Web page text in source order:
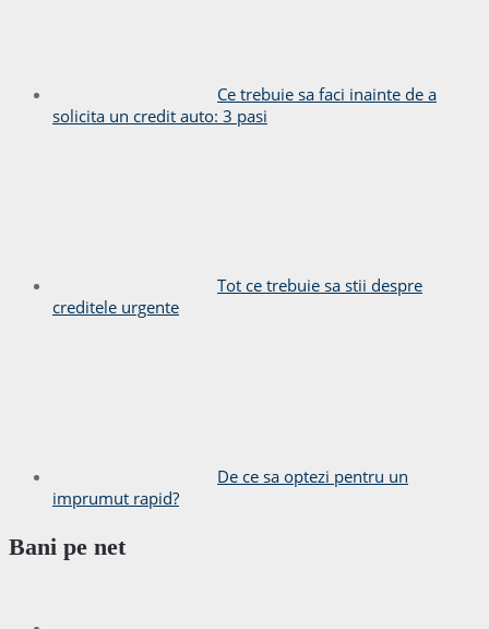
Ce trebuie sa faci inainte de a
solicita un credit auto: 3 pasi
Tot ce trebuie sa stii despre
creditele urgente
De ce sa optezi pentru un
imprumut rapid?
Bani pe net